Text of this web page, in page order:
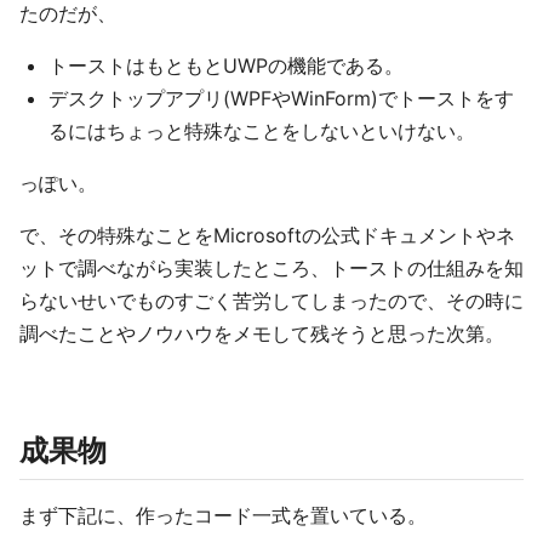
たのだが、
トーストはもともとUWPの機能である。
デスクトップアプリ(WPFやWinForm)でトーストをす
るにはちょっと特殊なことをしないといけない。
っぽい。
で、その特殊なことをMicrosoftの公式ドキュメントやネ
ットで調べながら実装したところ、トーストの仕組みを知
らないせいでものすごく苦労してしまったので、その時に
調べたことやノウハウをメモして残そうと思った次第。
成果物
まず下記に、作ったコード一式を置いている。